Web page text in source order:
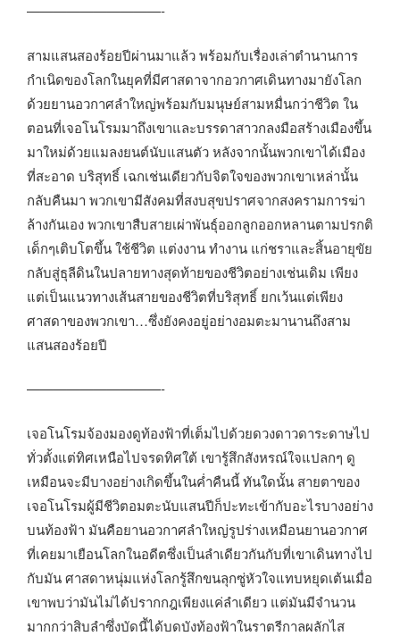
——————————-
สามแสนสองร้อยปีผ่านมาแล้ว พร้อมกับเรื่องเล่าตำนานการ
กำเนิดของโลกในยุคที่มีศาสดาจากอวกาศเดินทางมายังโลก
ด้วยยานอวกาศลำใหญ่พร้อมกับมนุษย์สามหมื่นกว่าชีวิต ใน
ตอนที่เจอโนโรมมาถึงเขาและบรรดาสาวกลงมือสร้างเมืองขึ้น
มาใหม่ด้วยแมลงยนต์นับแสนตัว หลังจากนั้นพวกเขาได้เมือง
ที่สะอาด บริสุทธิ์ เฉกเช่นเดียวกับจิตใจของพวกเขาเหล่านั้น
กลับคืนมา พวกเขามีสังคมที่สงบสุขปราศจากสงครามการฆ่า
ล้างกันเอง พวกเขาสืบสายเผ่าพันธุ์ออกลูกออกหลานตามปรกติ
เด็กๆเติบโตขึ้น ใช้ชีวิต แต่งงาน ทำงาน แก่ชราและสิ้นอายุขัย
กลับสู่ธุลีดินในปลายทางสุดท้ายของชีวิตอย่างเช่นเดิม เพียง
แต่เป็นแนวทางเส้นสายของชีวิตที่บริสุทธิ์ ยกเว้นแต่เพียง
ศาสดาของพวกเขา…ซึ่งยังคงอยู่อย่างอมตะมานานถึงสาม
แสนสองร้อยปี
——————————-
เจอโนโรมจ้องมองดูท้องฟ้าที่เต็มไปด้วยดวงดาวดาระดาษไป
ทั่วตั้งแต่ทิศเหนือไปจรดทิศใต้ เขารู้สึกสังหรณ์ใจแปลกๆ ดู
เหมือนจะมีบางอย่างเกิดขึ้นในค่ำคืนนี้ ทันใดนั้น สายตาของ
เจอโนโรมผู้มีชีวิตอมตะนับแสนปีก็ปะทะเข้ากับอะไรบางอย่าง
บนท้องฟ้า มันคือยานอวกาศลำใหญ่รูปร่างเหมือนยานอวกาศ
ที่เคยมาเยือนโลกในอดีตซึ่งเป็นลำเดียวกันกับที่เขาเดินทางไป
กับมัน ศาสดาหนุ่มแห่งโลกรู้สึกขนลุกซู่หัวใจแทบหยุดเต้นเมื่อ
เขาพบว่ามันไม่ได้ปรากกฎเพียงแค่ลำเดียว แต่มันมีจำนวน
มากกว่าสิบลำซึ่งบัดนี้ได้บดบังท้องฟ้าในราตรีกาลผลักไส